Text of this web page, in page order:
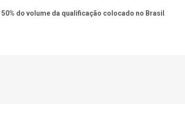
50% do volume da qualificação colocado no Brasil